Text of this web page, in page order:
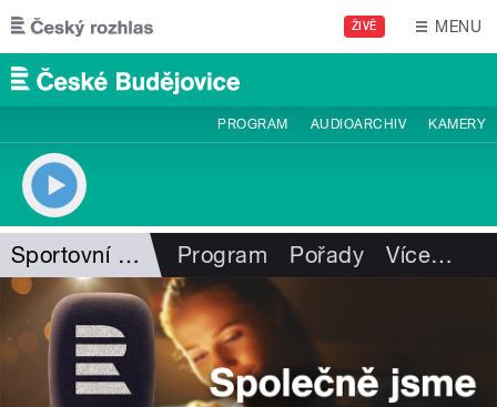
Přejít k hlavnímu obsahu
ŽIVĚ MENU
PROGRAM AUDIOARCHIV KAMERY
Sportovní ozvěny Program Pořady Více…